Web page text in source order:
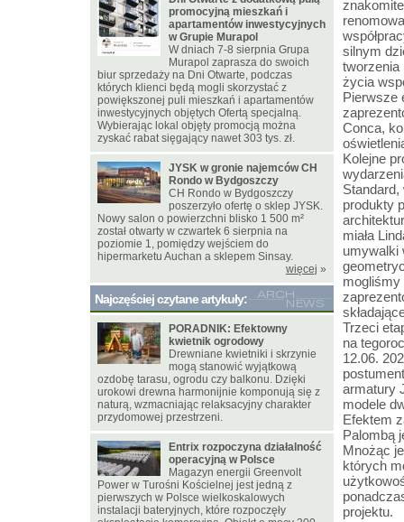
silnym
tworzenia
życia
Pierwsze
Conca,
Kolejne
produkty
miała
umywalki
mogliśmy
Trzeci
na
12.06.
armatury
modele
Efektem
Palombą
Mnożąc
których
projektu.
promocyjną mieszkań i
apartamentów inwestycyjnych
w Grupie Murapol
W dniach 7-8 sierpnia Grupa
Murapol zaprasza do swoich
biur sprzedaży na Dni Otwarte, podczas
których klienci będą mogli skorzystać z
powiększonej puli mieszkań i apartamentów
inwestycyjnych objętych Ofertą specjalną.
Wybierając lokal objęty promocją można
zyskać rabat sięgający nawet 303 tys. zł.
JYSK w gronie najemców CH
Rondo w Bydgoszczy
CH Rondo w Bydgoszczy
poszerzyło ofertę o sklep JYSK.
Nowy salon o powierzchni blisko 1 500 m²
został otwarty w czwartek 6 sierpnia na
poziomie 1, pomiędzy wejściem do
hipermarketu Auchan a sklepem Sinsay.
więcej »
Najczęściej czytane artykuły:
PORADNIK: Efektowny
kwietnik ogrodowy
Drewniane kwietniki i skrzynie
mogą stanowić wyjątkową
ozdobę tarasu, ogrodu czy balkonu. Dzięki
urokowi drewna harmonijnie komponują się z
naturą, wzmacniając relaksacyjny charakter
przydomowej przestrzeni.
Entrix rozpoczyna działalność
operacyjną w Polsce
Magazyn energii Greenvolt
Power w Turośni Kościelnej jest jedną z
pierwszych w Polsce wielkoskalowych
instalacji bateryjnych, które rozpoczęły